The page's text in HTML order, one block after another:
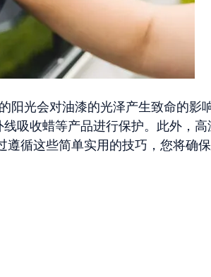
阳光会对油漆的光泽产生致命的影
吸收蜡等产品进行保护。此外，高
遵循这些简单实用的技巧，您将确